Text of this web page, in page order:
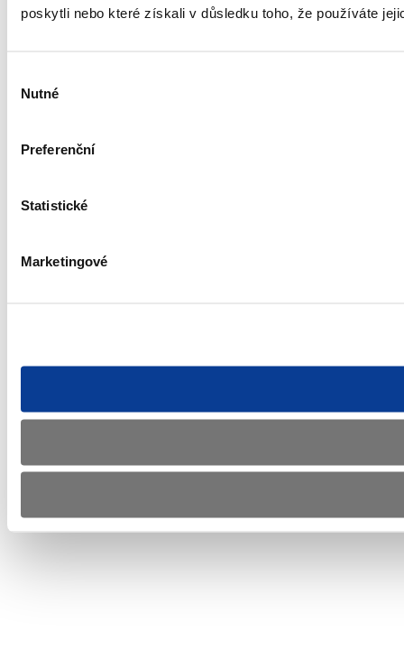
poskytli nebo které získali v důsledku toho, že používáte
souhlasu
Nutné
Preferenční
Statistické
Marketingové